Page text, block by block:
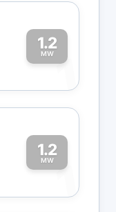
1.2
MW1
1.2
MW1